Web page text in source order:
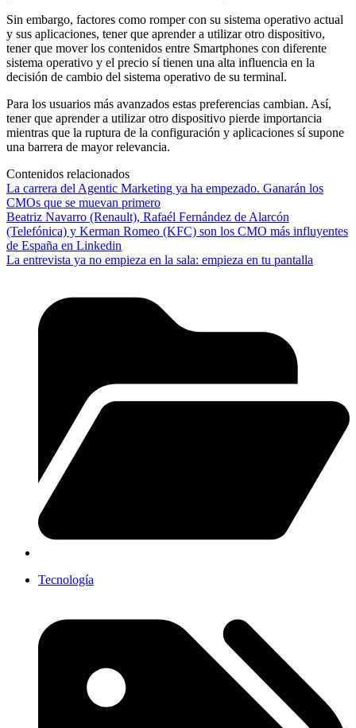
Sin embargo, factores como romper con su sistema operativo actual
y sus aplicaciones, tener que aprender a utilizar otro dispositivo,
tener que mover los contenidos entre Smartphones con diferente
sistema operativo y el precio sí tienen una alta influencia en la
decisión de cambio del sistema operativo de su terminal.
Para los usuarios más avanzados estas preferencias cambian. Así,
tener que aprender a utilizar otro dispositivo pierde importancia
mientras que la ruptura de la configuración y aplicaciones sí supone
una barrera de mayor relevancia.
Contenidos relacionados
La carrera del Agentic Marketing ya ha empezado. Ganarán los
CMOs que se muevan primero
Beatriz Navarro (Renault), Rafaél Fernández de Alarcón
(Telefónica) y Kerman Romeo (KFC) son los CMO más influyentes
de España en Linkedin
La entrevista ya no empieza en la sala: empieza en tu pantalla
Tecnología